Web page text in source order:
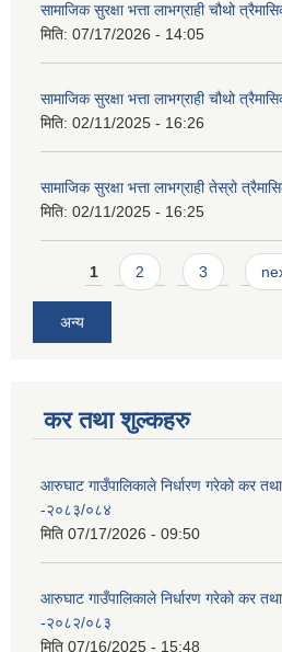
सामाजिक सुरक्षा भत्ता लाभग्राही चौथो
मिति: 07/17/2026 - 14:05
सामाजिक सुरक्षा भत्ता लाभग्राही चौथो
मिति: 02/11/2025 - 16:26
सामाजिक सुरक्षा भत्ता लाभग्राही तेस्रो
मिति: 02/11/2025 - 16:25
Pages
1 2 3
अन्य
कर तथा शुल्कहरु
आरुघाट गाउँपालिकाले निर्धारण गरेको कर
-२०८३/०८४
मिति 07/17/2026 - 09:50
आरुघाट गाउँपालिकाले निर्धारण गरेको कर
-२०८२/०८३
मिति 07/16/2025 - 15:48